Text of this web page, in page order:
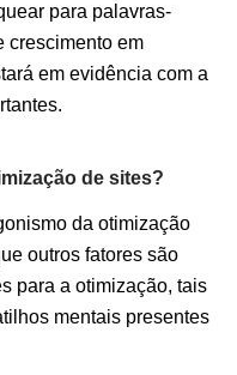
para palavras-
crescimento em
em evidência com a
de sites?
da otimização
outros fatores são
para a otimização, tais
mentais presentes